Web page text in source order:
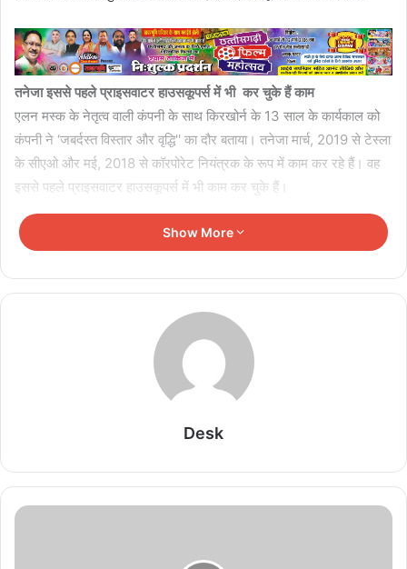
तनेजा इससे पहले प्राइसवाटर हाउसकूपर्स में भी कर चुके हैं काम
एलन मस्क के नेतृत्व वाली कंपनी के साथ किरखोर्न के 13 साल के कार्यकाल को
कंपनी ने ‘जबर्दस्त विस्तार और वृद्धि'' का दौर बताया। तनेजा मार्च, 2019 से टेस्ला
के सीएओ और मई, 2018 से कॉरपोरेट नियंत्रक के रूप में काम कर रहे हैं। वह
इससे पहले प्राइसवाटर हाउसकूपर्स में भी काम कर चुके हैं।
जैकरी किर्कहॉर्न ने शुक्रवार को दिया था अपने पद से इस्तीफा
टेस्ला के फाइनेंस चीफ रहे जैकरी किर्कहॉर्न ने शुक्रवार को अपने पद से इस्तीफा दे
दिया था। इसके बाद सोमवार को बाजार खुलने के साथ ही कंपनी ने 45 साल के
किर्कहॉर्न बीते 4 साल से टेस्ला के मास्टर ऑफ कॉइन और फाइनेंस चीफ की
जिम्मेदारी संभाल रहे थे। किर्कहॉर्न का टेस्ला में करियर 13 साल का रहा है।
उनके पूरे कार्यकाल के दौरान टेस्ला ने फर्श से अर्श पर जाने का सफर तय किया
Show More
Desk